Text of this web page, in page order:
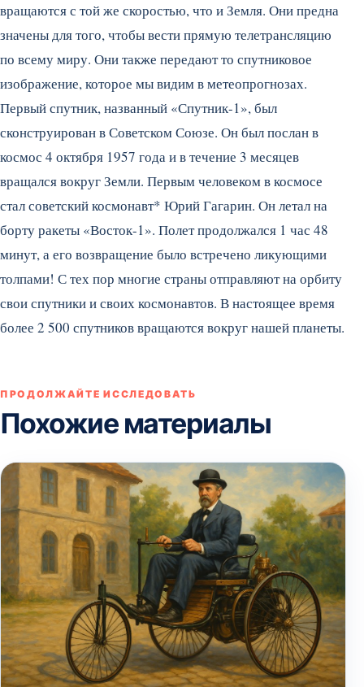
вращаются с той же скоростью, что и Земля. Они предна
значены для того, чтобы вести прямую телетрансляцию
по всему миру. Они также передают то спутниковое
изображение, которое мы видим в метеопрогнозах.
Первый спутник, названный «Спутник-1», был
сконструирован в Советском Союзе. Он был послан в
космос 4 октября 1957 года и в течение 3 месяцев
вращался вокруг Земли. Первым человеком в космосе
стал советский космонавт* Юрий Гагарин. Он летал на
борту ракеты «Восток-1». Полет продолжался 1 час 48
минут, а его возвращение было встречено ликующими
толпами! С тех пор многие страны отправляют на орбиту
свои спутники и своих космонавтов. В настоящее время
более 2 500 спутников вращаются вокруг нашей планеты.
ПРОДОЛЖАЙТЕ ИССЛЕДОВАТЬ
Похожие материалы